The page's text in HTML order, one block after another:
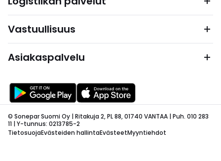
Vastuullisuus
Asiakaspalvelu
© Sonepar Suomi Oy | Ritakuja 2, PL 88, 01740 VANTAA | Puh. 010 283
11 | Y-tunnus: 0213785-2
TietosuojaEvästeiden hallintaEvästeetMyyntiehdot